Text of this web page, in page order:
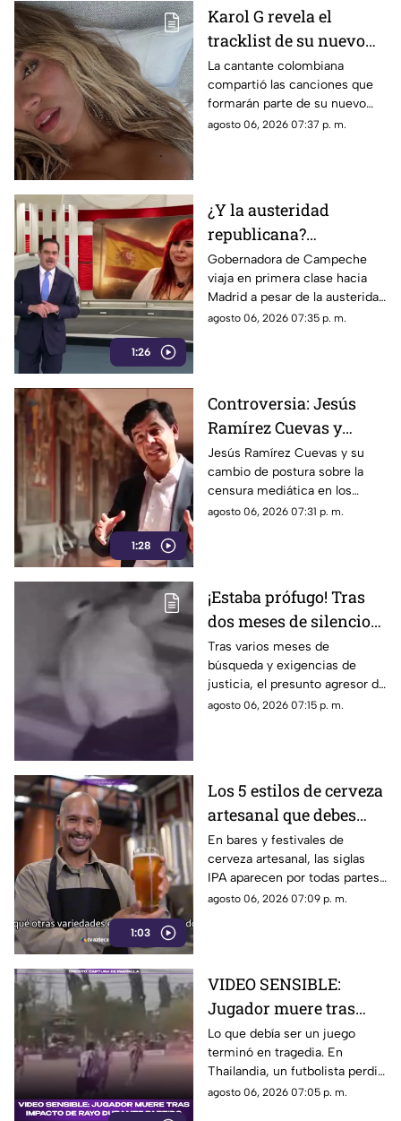
Karol G revela el
tracklist de su nuevo
álbum antes de su
lanzamiento; esta es la
lista completa
La cantante colombiana
compartió las canciones que
formarán parte de su nuevo
material de estudio,
agosto 06, 2026 07:37 p. m.
1:26
¿Y la austeridad
republicana?
Gobernadora Layda
Sansores viaja en
primera clase hacia
Madrid
Gobernadora de Campeche
viaja en primera clase hacia
Madrid a pesar de la austeridad
republicana.
agosto 06, 2026 07:35 p. m.
1:28
Controversia: Jesús
Ramírez Cuevas y
Censura a los Medios
de Comunicación
Jesús Ramírez Cuevas y su
cambio de postura sobre la
censura mediática en los
medios de comunicación.
agosto 06, 2026 07:31 p. m.
¡Estaba prófugo! Tras
dos meses de silencio
detuvieron a Jorge "N",
agresor de Paula
Tras varios meses de
búsqueda y exigencias de
justicia, el presunto agresor de
Paula Fajardo fue localizado y
agosto 06, 2026 07:15 p. m.
1:03
Los 5 estilos de cerveza
artesanal que debes
conocer
En bares y festivales de
cerveza artesanal, las siglas
IPA aparecen por todas partes.
Pero, ¿qué significa realmente
agosto 06, 2026 07:09 p. m.
VIDEO SENSIBLE:
Jugador muere tras
impacto de rayo
durante partido
Lo que debía ser un juego
terminó en tragedia. En
Thailandia, un futbolista perdió
la vida al ser alcanzado por un
agosto 06, 2026 07:05 p. m.